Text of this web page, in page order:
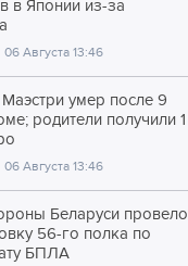
в Японии из-за
06 Августа 13:46
Маэстри умер после 9
родители получили 1
06 Августа 13:46
Беларуси провело
56-го полка по
БПЛА